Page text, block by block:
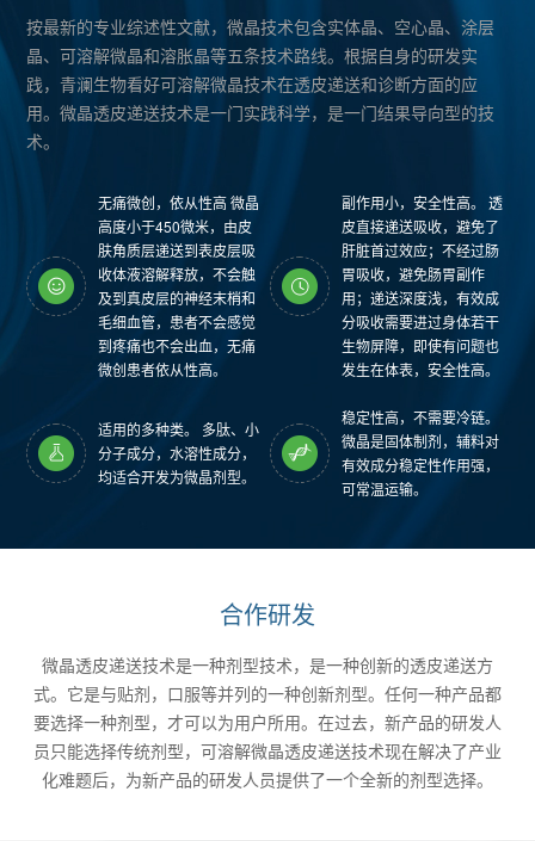
按最新的专业综述性文献，微晶技术包含实体晶、空心晶、涂层
晶、可溶解微晶和溶胀晶等五条技术路线。根据自身的研发实
践，青澜生物看好可溶解微晶技术在透皮递送和诊断方面的应
用。微晶透皮递送技术是一门实践科学，是一门结果导向型的技
术。
无痛微创，依从性高 微晶
高度小于450微米，由皮
肤角质层递送到表皮层吸
收体液溶解释放，不会触
及到真皮层的神经末梢和
毛细血管，患者不会感觉
到疼痛也不会出血，无痛
微创患者依从性高。
副作用小，安全性高。 透
皮直接递送吸收，避免了
肝脏首过效应；不经过肠
胃吸收，避免肠胃副作
用；递送深度浅，有效成
分吸收需要进过身体若干
生物屏障，即使有问题也
发生在体表，安全性高。
适用的多种类。 多肽、小
分子成分，水溶性成分，
均适合开发为微晶剂型。
稳定性高，不需要冷链。
微晶是固体制剂，辅料对
有效成分稳定性作用强，
可常温运输。
合作研发
微晶透皮递送技术是一种剂型技术，是一种创新的透皮递送方
式。它是与贴剂，口服等并列的一种创新剂型。任何一种产品都
要选择一种剂型，才可以为用户所用。在过去，新产品的研发人
员只能选择传统剂型，可溶解微晶透皮递送技术现在解决了产业
化难题后，为新产品的研发人员提供了一个全新的剂型选择。